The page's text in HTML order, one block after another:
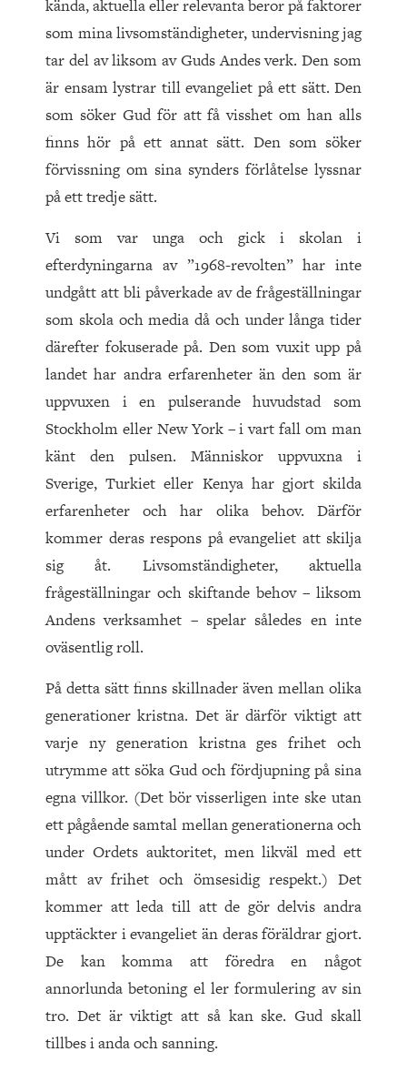
kända, aktuella eller relevanta beror på faktorer
som mina livsomständigheter, undervisning jag
tar del av liksom av Guds Andes verk. Den som
är ensam lystrar till evangeliet på ett sätt. Den
som söker Gud för att få visshet om han alls
finns hör på ett annat sätt. Den som söker
förvissning om sina synders förlåtelse lyssnar
på ett tredje sätt.
Vi som var unga och gick i skolan i
efterdyningarna av ”1968-revolten” har inte
undgått att bli påverkade av de frågeställningar
som skola och media då och under långa tider
därefter fokuserade på. Den som vuxit upp på
landet har andra erfarenheter än den som är
uppvuxen i en pulserande huvudstad som
Stockholm eller New York – i vart fall om man
känt den pulsen. Människor uppvuxna i
Sverige, Turkiet eller Kenya har gjort skilda
erfarenheter och har olika behov. Därför
kommer deras respons på evangeliet att skilja
sig åt. Livsomständigheter, aktuella
frågeställningar och skiftande behov – liksom
Andens verksamhet – spelar således en inte
oväsentlig roll.
På detta sätt finns skillnader även mellan olika
generationer kristna. Det är därför viktigt att
varje ny generation kristna ges frihet och
utrymme att söka Gud och fördjupning på sina
egna villkor. (Det bör visserligen inte ske utan
ett pågående samtal mellan generationerna och
under Ordets auktoritet, men likväl med ett
mått av frihet och ömsesidig respekt.) Det
kommer att leda till att de gör delvis andra
upptäckter i evangeliet än deras föräldrar gjort.
De kan komma att föredra en något
annorlunda betoning el ler formulering av sin
tro. Det är viktigt att så kan ske. Gud skall
tillbes i anda och sanning.